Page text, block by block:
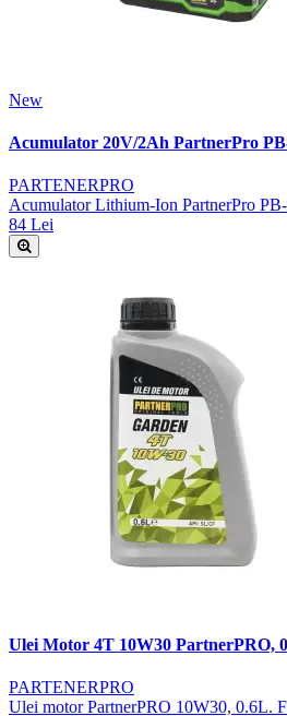
New
Acumulator 20V/2Ah PartnerPro
PARTENERPRO
Acumulator Lithium-Ion PartnerPro
84 Lei
Ulei Motor 4T 10W30 PartnerPRO,
PARTENERPRO
Ulei motor PartnerPRO 10W30, 0.6L.